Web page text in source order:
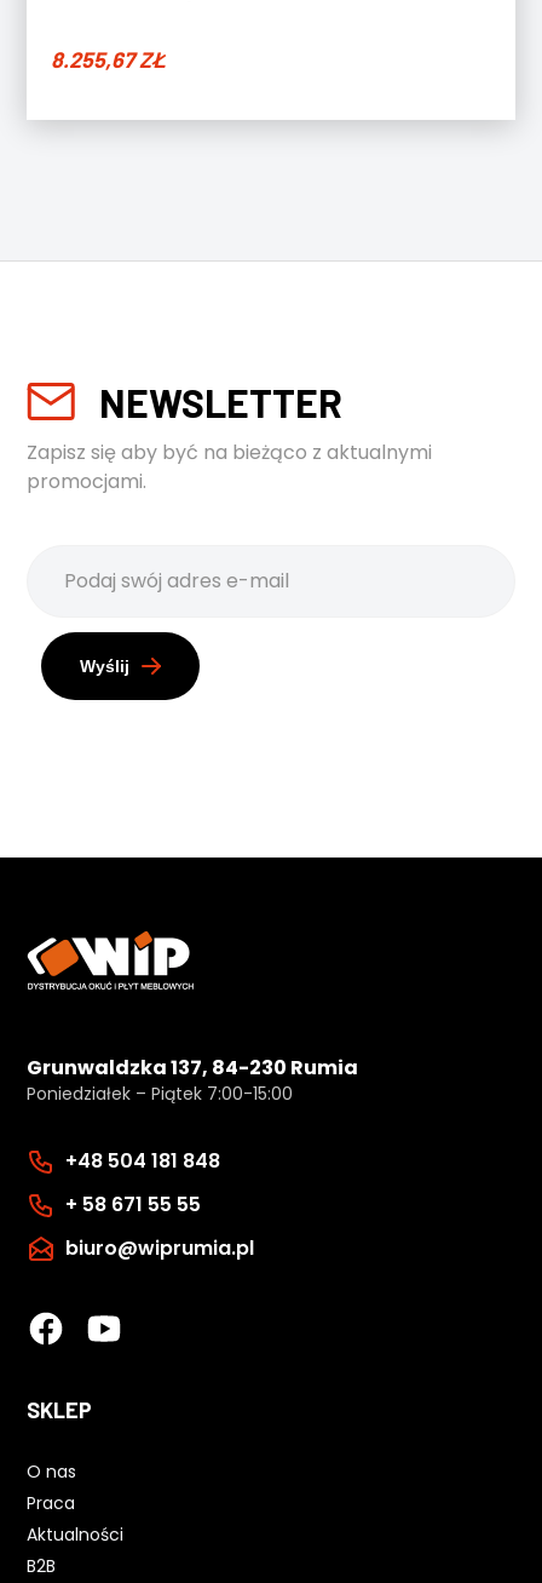
8.255,67ZŁ
NEWSLETTER
Zapisz się aby być na bieżąco z aktualnymi
promocjami.
Wyślij
Grunwaldzka 137, 84-230 Rumia
Poniedziałek – Piątek 7:00-15:00
+48 504 181 848
+ 58 671 55 55
biuro@wiprumia.pl
SKLEP
O nas
Praca
Aktualności
B2B